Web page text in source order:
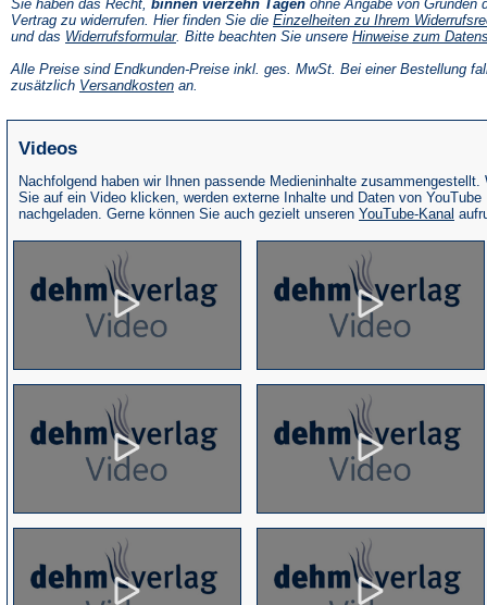
Sie haben das Recht, binnen vierzehn Tagen ohne Angabe von Gründen
Vertrag zu widerrufen. Hier finden Sie die Einzelheiten zu Ihrem
und das Widerrufsformular(Öffnet
einem
neuen
. Bitte beachten Sie unsere Hinweise zum
Alle Preise sind Endkunden-Preise inkl. ges. MwSt. Bei einer Bestellung
zusätzlich Versandkosten(Öffnet
an.
Videos
Nachfolgend haben wir Ihnen passende Medieninhalte zusammengestellt.
Sie auf ein Video klicken, werden externe Inhalte und Daten von YouTube
nachgeladen. Gerne können Sie auch gezielt unseren YouTube-Kanal